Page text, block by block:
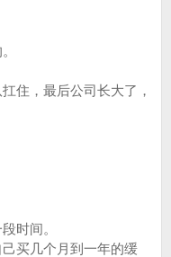
住，最后公司长大了，
时间。
买几个月到一年的缓